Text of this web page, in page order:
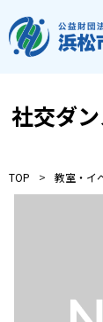
ご利用ガイ
管理施設
社交ダ
TOP 教室・イ